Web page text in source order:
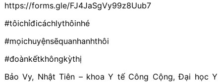
https://forms.gle/FJ4JaSgVy99z8Uub7
#tôichỉđicáchlythôinhé
#mọichuyệnsẽquanhanhthôi
#đoànkếtkhôngkỳthị
Bảo Vy, Nhật Tiên – khoa Y tế Công Cộng, Đại học Y